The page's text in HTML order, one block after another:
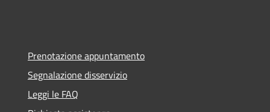
Prenotazione appuntamento
Segnalazione disservizio
Leggi le FAQ